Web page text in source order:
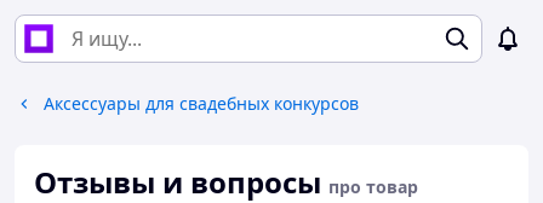
Аксессуары для свадебных конкурсов
Отзывы и вопросы про товар